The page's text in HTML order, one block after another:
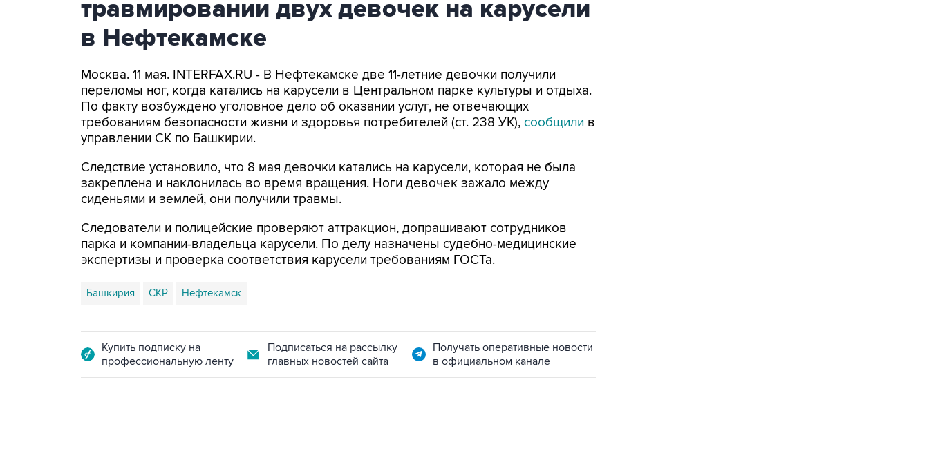
травмировании двух девочек на карусели
в Нефтекамске
Москва. 11 мая. INTERFAX.RU - В Нефтекамске две 11-летние девочки получили
переломы ног, когда катались на карусели в Центральном парке культуры и отдыха.
По факту возбуждено уголовное дело об оказании услуг, не отвечающих
требованиям безопасности жизни и здоровья потребителей (ст. 238 УК), сообщили в
управлении СК по Башкирии.
Следствие установило, что 8 мая девочки катались на карусели, которая не была
закреплена и наклонилась во время вращения. Ноги девочек зажало между
сиденьями и землей, они получили травмы.
Следователи и полицейские проверяют аттракцион, допрашивают сотрудников
парка и компании-владельца карусели. По делу назначены судебно-медицинские
экспертизы и проверка соответствия карусели требованиям ГОСТа.
Башкирия СКР Нефтекамск
Купить подписку на
профессиональную ленту
Подписаться на рассылку
главных новостей сайта
Получать оперативные новости
в официальном канале